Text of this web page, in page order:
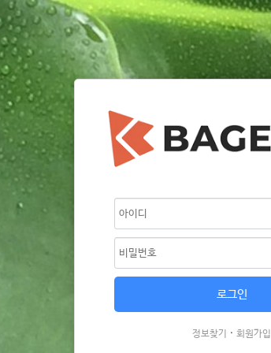
정보찾기 · 회원가입